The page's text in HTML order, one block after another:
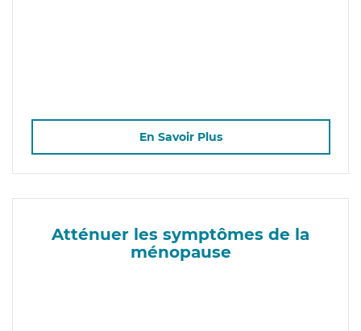
En Savoir Plus
Atténuer les symptômes de la
ménopause